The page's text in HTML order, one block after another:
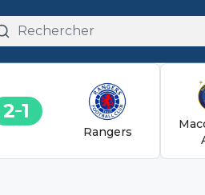
2 1
Rangers